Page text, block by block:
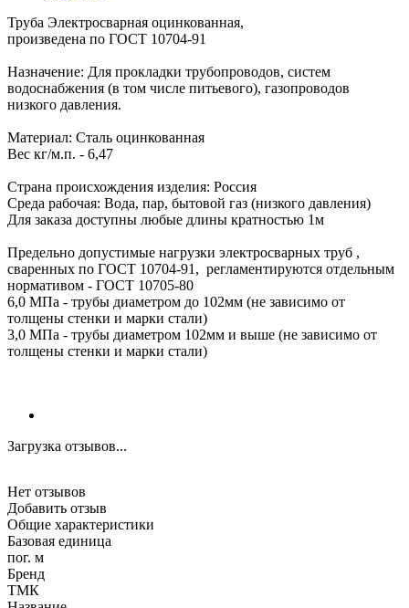
Труба Электросварная оцинкованная,
произведена по ГОСТ 10704-91
Назначение: Для прокладки трубопроводов, систем
водоснабжения (в том числе питьевого), газопроводов
низкого давления.
Материал: Сталь оцинкованная
Вес кг/м.п. - 6,47
Страна происхождения изделия: Россия
Среда рабочая: Вода, пар, бытовой газ (низкого давления)
Для заказа доступны любые длины кратностью 1м
Предельно допустимые нагрузки электросварных труб ,
сваренных по ГОСТ 10704-91, регламентируются отдельным
нормативом - ГОСТ 10705-80
6,0 МПа - трубы диаметром до 102мм (не зависимо от
толщены стенки и марки стали)
3,0 МПа - трубы диаметром 102мм и выше (не зависимо от
толщены стенки и марки стали)
Загрузка отзывов...
Нет отзывов
Добавить отзыв
Общие характеристики
Базовая единица
пог. м
Бренд
ТМК